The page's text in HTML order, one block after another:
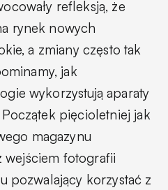
refleksją, że
rynek nowych
a zmiany często tak
jak
wykorzystują aparaty
pięcioletniej jak
magazynu
wejściem fotografii
pozwalający korzystać z